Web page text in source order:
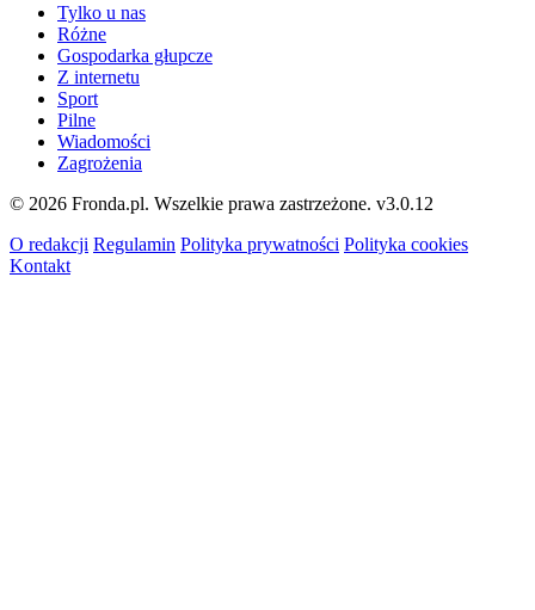
Tylko u nas
Różne
Gospodarka głupcze
Z internetu
Sport
Pilne
Wiadomości
Zagrożenia
© 2026 Fronda.pl. Wszelkie prawa zastrzeżone. v3.0.12
O redakcji Regulamin Polityka prywatności Polityka cookies
Kontakt